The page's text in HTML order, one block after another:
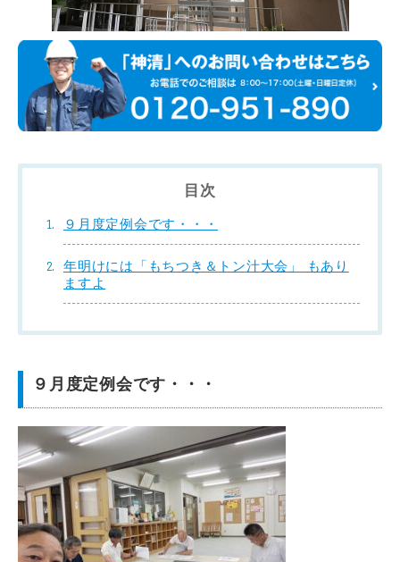
目次
９月度定例会です・・・
年明けには「もちつき＆トン汁大会」 もあり
ますよ
９月度定例会です・・・